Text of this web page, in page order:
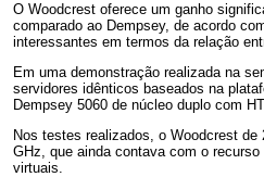
O Woodcrest oferece um ganho
comparado ao Dempsey, de acordo
interessantes em termos da relação
Em uma demonstração realizada na
servidores idênticos baseados na
Dempsey 5060 de núcleo duplo com
Nos testes realizados, o Woodcrest
GHz, que ainda contava com o
virtuais.